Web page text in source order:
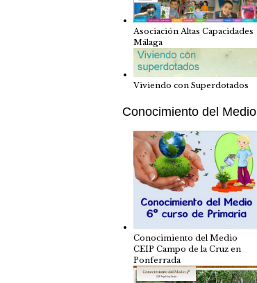
Asociación Altas Capacidades
Málaga
Viviendo con Superdotados
Conocimiento del Medio
Conocimiento del Medio
CEIP Campo de la Cruz en
Ponferrada